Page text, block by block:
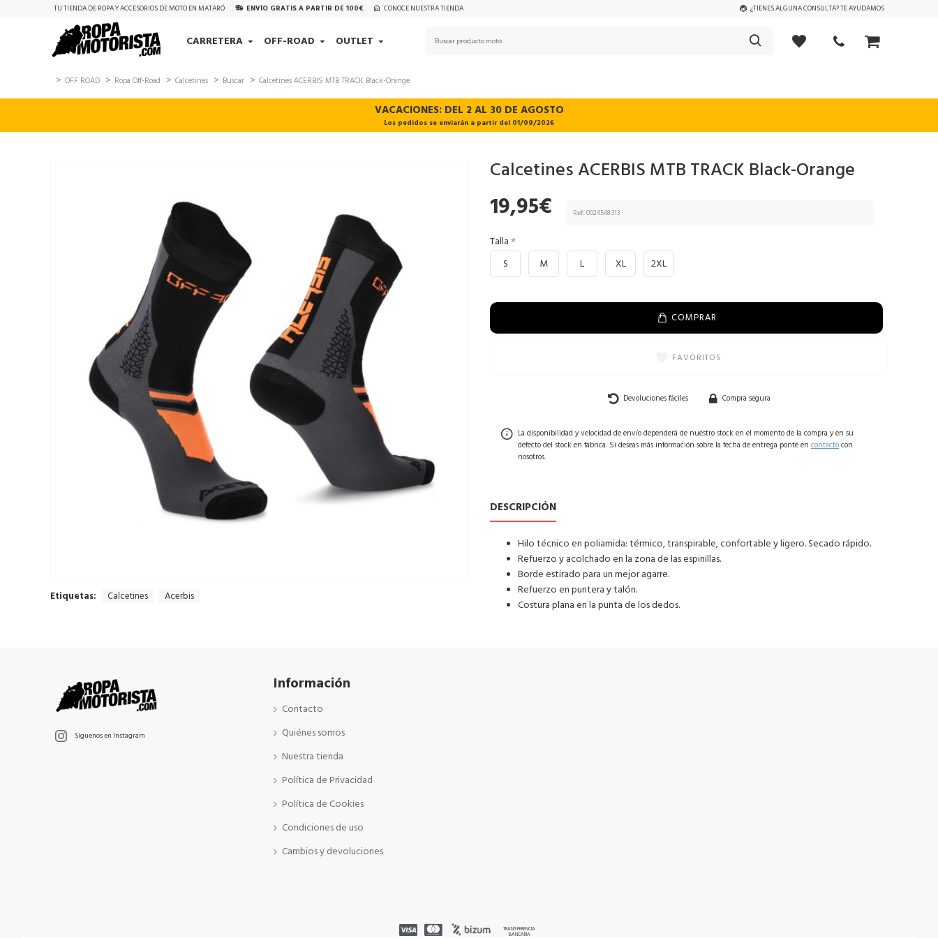
TU TIENDA DE ROPA Y ACCESORIOS DE MOTO EN MATARÓ ENVÍO GRATIS A PARTIR DE 100€ CONOCE NUESTRA TIENDA ¿TIENES ALGUNA CONSULTA? TE AYUDAMOS
CARRETERA OFF-ROAD OUTLET
OFF ROAD Ropa Off-Road Calcetines Buscar Calcetines ACERBIS MTB TRACK Black-Orange
VACACIONES: DEL 2 AL 30 DE AGOSTO
Los pedidos se enviarán a partir del 01/09/2026
Etiquetas: Calcetines Acerbis
Calcetines ACERBIS MTB TRACK Black-Orange
19,95€ Ref: 0024548.313
Talla
S
M L XL 2XL
COMPRAR
FAVORITOS
Devoluciones fáciles Compra segura
La disponibilidad y velocidad de envío dependerá de nuestro stock en el momento de la compra y en su
defecto del stock en fábrica. Si deseas más información sobre la fecha de entrega ponte en contacto con
nosotros.
DESCRIPCIÓN
Hilo técnico en poliamida: térmico, transpirable, confortable y ligero. Secado rápido.
Refuerzo y acolchado en la zona de las espinillas.
Borde estirado para un mejor agarre.
Refuerzo en puntera y talón.
Costura plana en la punta de los dedos.
Síguenos en Instagram
Información
Contacto
Quiénes somos
Nuestra tienda
Política de Privacidad
Política de Cookies
Condiciones de uso
Cambios y devoluciones
TRANSFERENCIA
BANCARIA